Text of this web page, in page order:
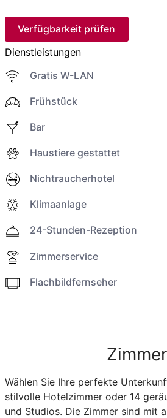
Verfügbarkeit prüfen
Dienstleistungen
Gratis W-LAN
Frühstück
Bar
Haustiere gestattet
Nichtraucherhotel
Klimaanlage
24-Stunden-Rezeption
Zimmerservice
Flachbildfernseher
Zimmer
Wählen Sie Ihre perfekte
stilvolle Hotelzimmer oder 14
und Studios. Die Zimmer sind mit